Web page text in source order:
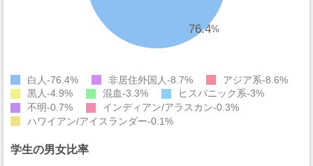
76.4%
白人 76.4% 非居住外国人 8.7% アジア系 8.6%
黒人 4.9% 混血 3.3% ヒスパニック系 3%
不明 0.7% インディアン/アラスカン 0.3%
ハワイアン/アイスランダー 0.1%
学生の男女比率